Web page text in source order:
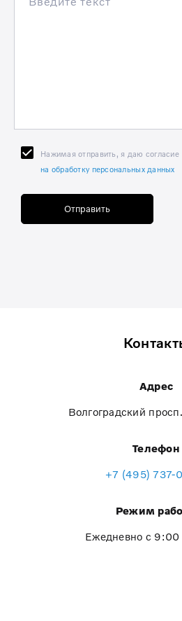
Нажимая отправить, я даю согласие
на обработку персональных данных
Отправить
Адрес
Волгоградский
Телефон
+7 (495) 737-
Режим
Ежедневно с 9:00